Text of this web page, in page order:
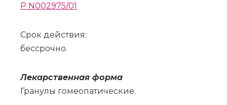
P N002975/01
Срок действия:
бессрочно.
Ле­кар­ствен­ная фор­ма
Гра­ну­лы го­мео­па­ти­че­ские.